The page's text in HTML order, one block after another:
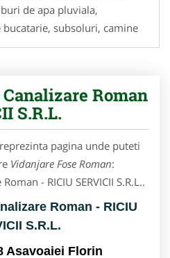
de apa pluviala,
subsoluri, camine
Roman
S.R.L.
reprezinta pagina unde puteti
Vidanjare Fose Roman:
- RICIU SERVICII S.R.L..
Roman - RICIU
S.R.L.
Asavoaiei Florin